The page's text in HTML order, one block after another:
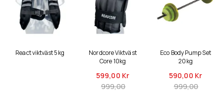
React viktväst 5kg
Nordcore Viktväst
Core 10kg
599,00 Kr
999,00
Eco Body Pump Set
20kg
590,00 Kr
999,00